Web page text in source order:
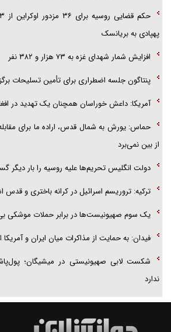
پهپادی به بریانسک
افزایش شمار شهدای غزه به ۷۳ هزار و ۳۸۲ نفر
پنتاگون جلسه اضطراری برای تأمین تسلیحات
آمریکا: داعش خوراسان همچنان یک تهدید در
حماس: یورش به شمال قدس، اراده ما برای
از بین نمی‌برد
دولت انگلیس تحریم‌ها علیه روسیه را بار دیگر
ترکیه: تروریسم اسرائیل در کرانه باختری و قدس
یک سوم صهیونیست‌ها در برابر حملات موشکی
فیدان: به حمایت از مذاکرات میان ایران و آمریکا
شکست لابی صهیونیستی در میشیگان؛
ندارد